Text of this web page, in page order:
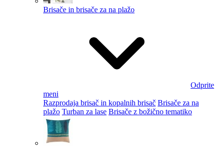
Brisače in brisače za na plažo
Odprite
meni
Razprodaja brisač in kopalnih brisač Brisače za na
plažo Turban za lase Brisače z božično tematiko